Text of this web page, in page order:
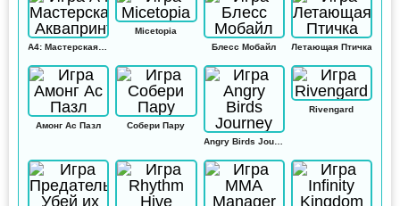
Micetopia
Блесс Мобайл
Летающая Птичка
Амонг Ас Пазл
Собери Пару
Angry Birds Journey
Rivengard